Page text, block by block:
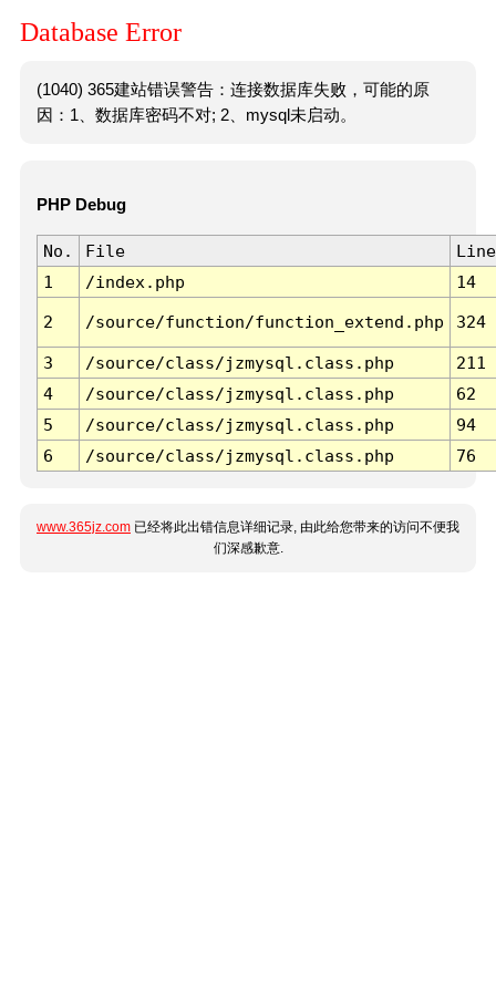
Database Error
(1040) 365建站错误警告：连接数据库失败，可能的原
因：1、数据库密码不对; 2、mysql未启动。
PHP Debug
No. File
Line
1
/index.php 14
2 /source/function/function_extend.php 324
3 /source/class/jzmysql.class.php
211
4
/source/class/jzmysql.class.php
62
5
/source/class/jzmysql.class.php
94
6
/source/class/jzmysql.class.php 76
www.365jz.com 已经将此出错信息详细记录, 由此给您带来的访问不便我
们深感歉意.